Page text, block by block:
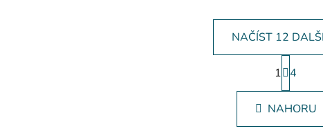
O
v
l
á
NAČÍST 12
S
t
r
n
k
1 4
NAHORU